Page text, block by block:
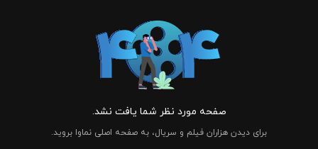
صفحه مورد نظر شما یافت نشد.
برای دیدن هزاران فیلم و سریال، به صفحه اصلی نماوا بروید.